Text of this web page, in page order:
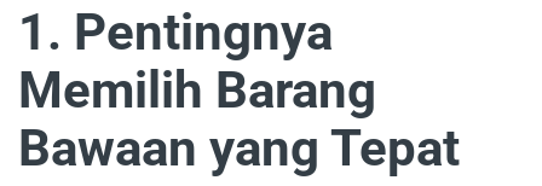
1. Pentingnya
Memilih Barang
Bawaan yang Tepat